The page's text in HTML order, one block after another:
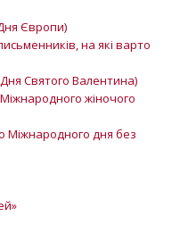
Європи)
на які варто
Святого Валентина)
жіночого
Міжнародного дня без